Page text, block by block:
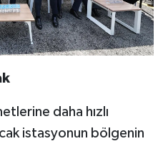
daha hızlı
istasyonun bölgenin